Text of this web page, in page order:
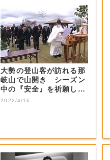
大勢の登山客が訪れる那
岐山で山開き シーズン
中の『安全』を祈願し
「登り初めの儀」...
2022/4/16